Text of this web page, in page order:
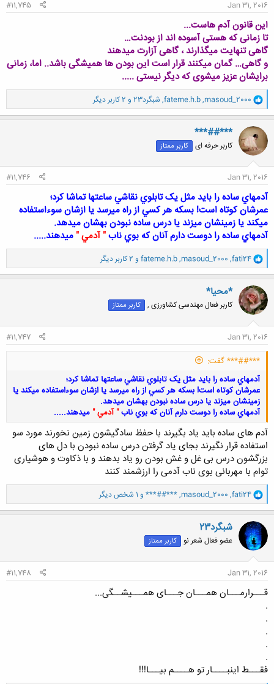
Jan 31, 2016
#11,745
این قانون آدم هاست...
تا زمانی که هستی آسوده اند از بودنت…
گاهی تنهایت میگذارند ، گاهی آزارت میدهند
و گاهی… گمان میکنند قرار است این بودن ها همیشگی باشد.. اما، زمانی
برایشان عزیز میشوی که دیگر نیستی .....
و
ا
ک
ن
ش
ه
ا
masoud_2000
,
fateme.h.b
, شبگرد23 و 2 کاربر دیگر
***##***
کاربر حرفه ای کاربر ممتاز
Jan 31, 2016
#11,746
آدمهاي ساده را بايد مثل يک تابلوي نقاشي ساعتها تماشا کرد؛
عمرشان کوتاه است! بسکه هر کسي از راه ميرسد يا ازشان سوءاستفاده
ميکند يا زمينشان ميزند يا درس ساده نبودن بهشان ميدهد.
آدمهاي ساده را دوست دارم آنان که بوي ناب" آدمي " ميدهند.....
و
ا
ک
ن
ش
ه
ا
fati24
,
masoud_2000
,
fateme.h.b و 2 کاربر دیگر
*محیا*
کاربر فعال مهندسی کشاورزی , کاربر ممتاز
Jan 31, 2016
#11,747
***##*** گفت:
آدمهاي ساده را بايد مثل يک تابلوي نقاشي ساعتها تماشا کرد؛
عمرشان کوتاه است! بسکه هر کسي از راه ميرسد يا ازشان سوءاستفاده ميکند يا
زمينشان ميزند يا درس ساده نبودن بهشان ميدهد.
آدمهاي ساده را دوست دارم آنان که بوي ناب" آدمي " ميدهند.....
کلیک کنید تا باز شود...
آدم های ساده باید یاد بگیرند با حفظ سادگیشون زمین نخورند مورد سو
استفاده قرار نگیرند بجای یاد گرفتن درس ساده نبودن با دل های
بزرگشون درس بی غل و غش بودن رو یاد بدهند و با ذکاوت و هوشیاری
توام با مهربانی بوی ناب آدمی را ارزشمند کنند
و
ا
ک
ن
ش
ه
ا
fati24
,
masoud_2000
,
***##*** و 1 شخص دیگر
شبگرد23
عضو فعال شعر نو کاربر ممتاز
Jan 31, 2016
#11,748
قـــرارمـــان همـــان جـــای همـــیشــگی...
.
.
.
.
.
فقـــط اینبــــار تو هــــم بیـــا!!!